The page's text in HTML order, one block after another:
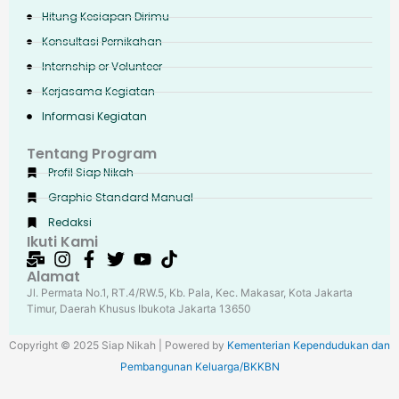
Hitung Kesiapan Dirimu
Konsultasi Pernikahan
Internship or Volunteer
Kerjasama Kegiatan
Informasi Kegiatan
Tentang Program
Profil Siap Nikah
Graphic Standard Manual
Redaksi
Ikuti Kami
Alamat
Jl. Permata No.1, RT.4/RW.5, Kb. Pala, Kec. Makasar, Kota Jakarta
Timur, Daerah Khusus Ibukota Jakarta 13650
Copyright © 2025 Siap Nikah | Powered by Kementerian Kependudukan dan
Pembangunan Keluarga/BKKBN